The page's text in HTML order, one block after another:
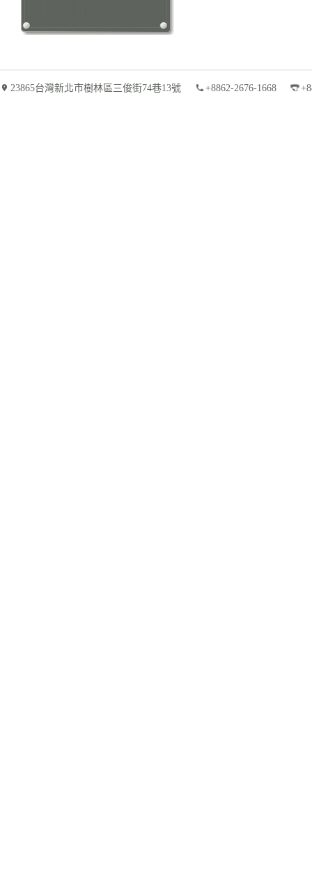
23865台灣新北市樹林區三俊街74巷13號 +8862-2676-1668